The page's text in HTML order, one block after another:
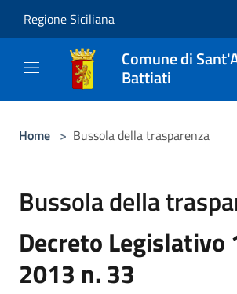
Regione Siciliana
Comune di
Battiati
Home > Bussola della trasparenza
Bussola della
Decreto Legislativo
2013 n. 33